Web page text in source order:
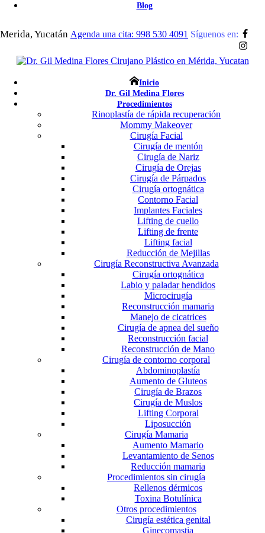
Blog
Merida, Yucatán Agenda una cita: 998 530 4091 Síguenos en:
Inicio
Dr. Gil Medina Flores
Procedimientos
Rinoplastía de rápida recuperación
Mommy Makeover
Cirugía Facial
Cirugía de mentón
Cirugía de Nariz
Cirugía de Orejas
Cirugía de Párpados
Cirugía ortognática
Contorno Facial
Implantes Faciales
Lifting de cuello
Lifting de frente
Lifting facial
Reducción de Mejillas
Cirugía Reconstructiva Avanzada
Cirugía ortognática
Labio y paladar hendidos
Microcirugía
Reconstrucción mamaria
Manejo de cicatrices
Cirugía de apnea del sueño
Reconstrucción facial
Reconstrucción de Mano
Cirugía de contorno corporal
Abdominoplastía
Aumento de Gluteos
Cirugía de Brazos
Cirugía de Muslos
Lifting Corporal
Liposucción
Cirugía Mamaria
Aumento Mamario
Levantamiento de Senos
Reducción mamaria
Procedimientos sin cirugía
Rellenos dérmicos
Toxina Botulínica
Otros procedimientos
Cirugía estética genital
Ginecomastia